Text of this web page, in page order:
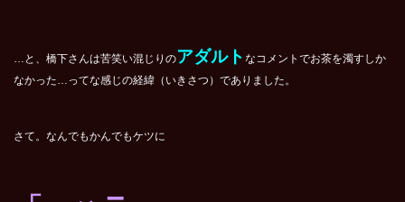
…と、橋下さんは苦笑い混じりのアダルト なコメントでお茶を濁すしか
なかった…ってな感じの経緯（いきさつ）でありました。
さて。なんでもかんでもケツに